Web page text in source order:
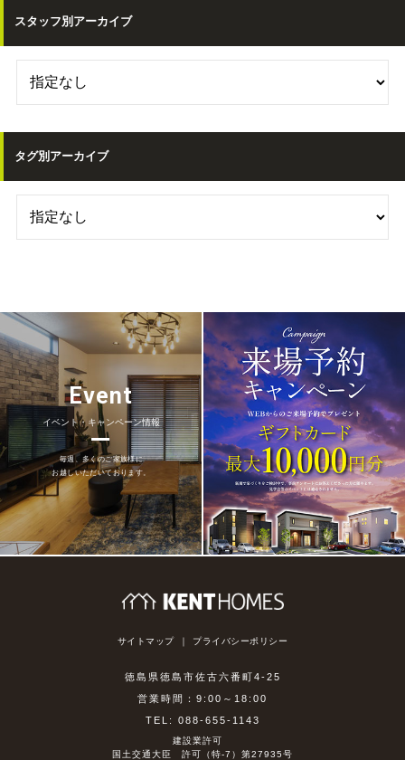
スタッフ別アーカイブ
タグ別アーカイブ
Event
イベント・キャンペーン情報
毎週、多くのご家族様に
お越しいただいております。
サイトマップ プライバシーポリシー
徳島県徳島市佐古六番町4-25
営業時間：9:00～18:00
TEL: 088-655-1143
建設業許可
国土交通大臣 許可（特-7）第27935号